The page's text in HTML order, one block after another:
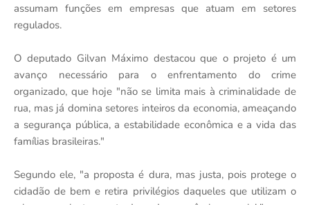
assumam funções em empresas que atuam em setores
regulados.
O deputado Gilvan Máximo destacou que o projeto é um
avanço necessário para o enfrentamento do crime
organizado, que hoje "não se limita mais à criminalidade de
rua, mas já domina setores inteiros da economia, ameaçando
a segurança pública, a estabilidade econômica e a vida das
famílias brasileiras."
Segundo ele, "a proposta é dura, mas justa, pois protege o
cidadão de bem e retira privilégios daqueles que utilizam o